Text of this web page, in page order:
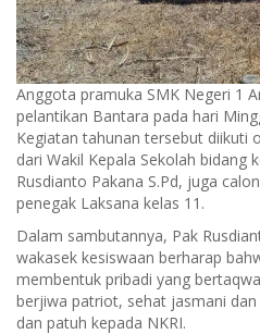
Anggota pramuka SMK Negeri 1
pelantikan Bantara pada hari
Kegiatan tahunan tersebut diikuti
dari Wakil Kepala Sekolah bidang
Rusdianto Pakana S.Pd, juga
penegak Laksana kelas 11.
Dalam sambutannya, Pak
wakasek kesiswaan berharap
membentuk pribadi yang
berjiwa patriot, sehat jasmani
dan patuh kepada NKRI.